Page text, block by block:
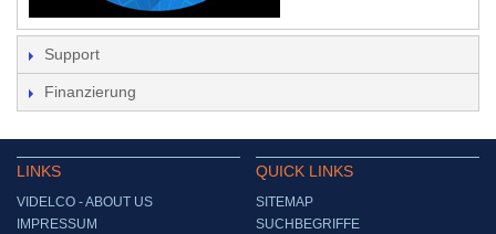
Support
Finanzierung
LINKS
VIDELCO - ABOUT US
IMPRESSUM
QUICK LINKS
SITEMAP
SUCHBEGRIFFE